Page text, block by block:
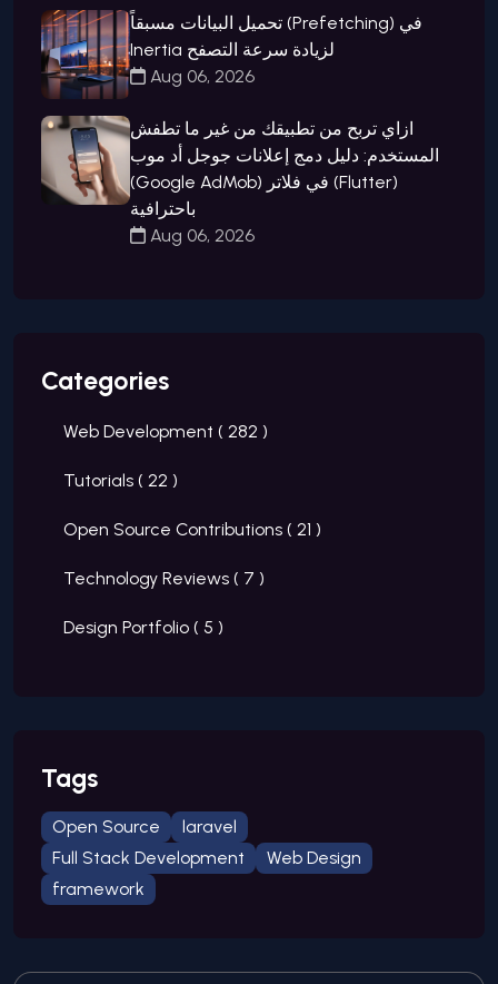
تحميل البيانات مسبقاً (Prefetching) في
Inertia لزيادة سرعة التصفح
Aug 06, 2026
ازاي تربح من تطبيقك من غير ما تطفش
المستخدم: دليل دمج إعلانات جوجل أد موب
(Google AdMob) في فلاتر (Flutter)
باحترافية
Aug 06, 2026
Categories
Web Development ( 282 )
Tutorials ( 22 )
Open Source Contributions ( 21 )
Technology Reviews ( 7 )
Design Portfolio ( 5 )
Tags
Open Source
laravel
Full Stack Development
Web Design
framework